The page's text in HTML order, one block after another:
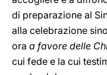
di preparazione al
alla celebrazione
ora a favore delle
cui fede e la cui